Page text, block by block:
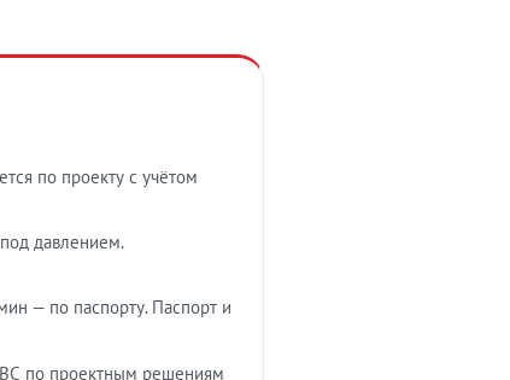
по проекту с учётом
давлением.
— по паспорту. Паспорт и
по проектным решениям